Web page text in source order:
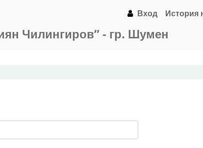
Вход История
Чилингиров” - гр. Шумен